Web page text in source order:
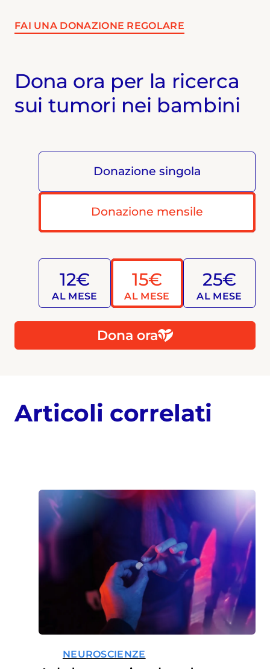
FAI UNA DONAZIONE REGOLARE
Dona ora per la ricerca
sui tumori nei bambini
Donazione singola
Donazione mensile
12€
AL MESE
15€
AL MESE
25€
AL MESE
Dona ora
Articoli correlati
NEUROSCIENZE